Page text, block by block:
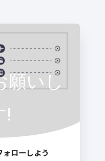
願いし
!
ローしよう